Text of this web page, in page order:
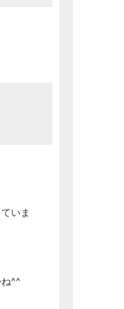
いま
^^